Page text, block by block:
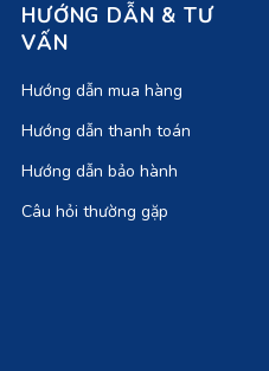
HƯỚNG DẪN & TƯ
VẤN
Hướng dẫn mua hàng
Hướng dẫn thanh toán
Hướng dẫn bảo hành
Câu hỏi thường gặp